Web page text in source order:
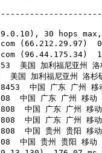
30 hops
(66.212.29.97)
(96.44.175.34)
美国 加利福尼亚州 洛
国 加利福尼亚州 洛杉
中国 广东 广州 移
中国 广东 广州 移动
中国 广东 广州 移动
中国 广东 广州 移动
中国 贵州 贵阳 移动
中国 贵州 贵阳 移动